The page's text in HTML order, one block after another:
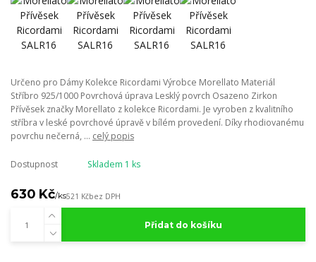
Určeno pro Dámy Kolekce Ricordami Výrobce Morellato Materiál
Stříbro 925/1000 Povrchová úprava Lesklý povrch Osazeno Zirkon
Přívěsek značky Morellato z kolekce Ricordami. Je vyroben z kvalitního
stříbra v leské povrchové úpravě v bílém provedení. Díky rhodiovanému
povrchu nečerná, ... celý popis
Dostupnost Skladem 1 ks
630 Kč/ks521 Kčbez DPH
Přidat do košíku